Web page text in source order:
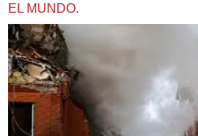
EL MUNDO.